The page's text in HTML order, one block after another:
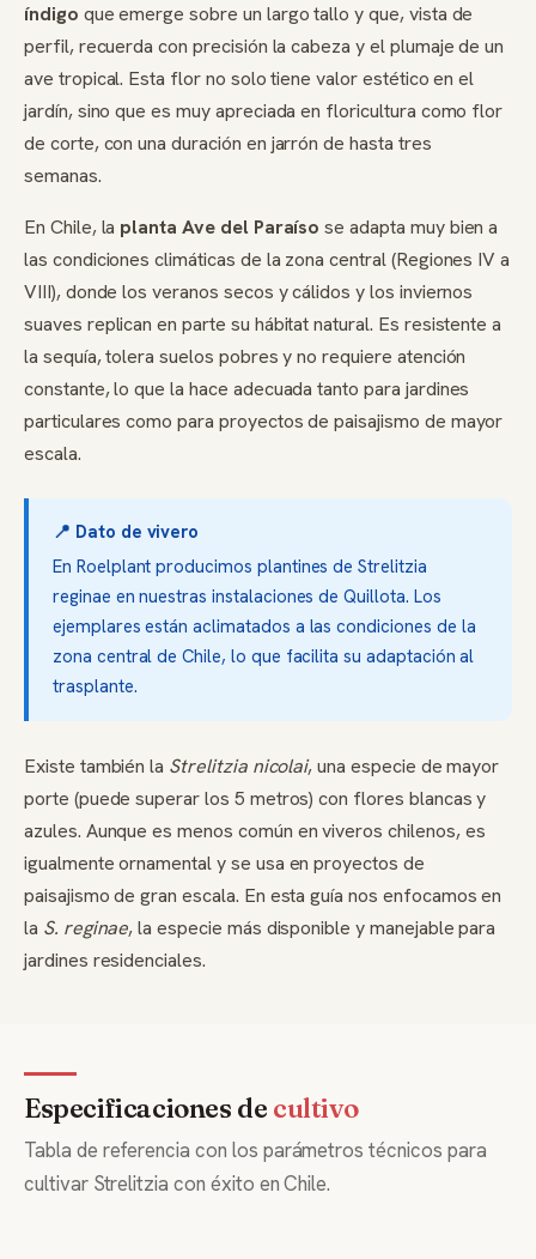
índigo que emerge sobre un largo tallo y que, vista de
perfil, recuerda con precisión la cabeza y el plumaje de un
ave tropical. Esta flor no solo tiene valor estético en el
jardín, sino que es muy apreciada en floricultura como flor
de corte, con una duración en jarrón de hasta tres
semanas.
En Chile, la planta Ave del Paraíso se adapta muy bien a
las condiciones climáticas de la zona central (Regiones IV a
VIII), donde los veranos secos y cálidos y los inviernos
suaves replican en parte su hábitat natural. Es resistente a
la sequía, tolera suelos pobres y no requiere atención
constante, lo que la hace adecuada tanto para jardines
particulares como para proyectos de paisajismo de mayor
escala.
📍 Dato de vivero
En Roelplant producimos plantines de Strelitzia
reginae en nuestras instalaciones de Quillota. Los
ejemplares están aclimatados a las condiciones de la
zona central de Chile, lo que facilita su adaptación al
trasplante.
Existe también la Strelitzia nicolai, una especie de mayor
porte (puede superar los 5 metros) con flores blancas y
azules. Aunque es menos común en viveros chilenos, es
igualmente ornamental y se usa en proyectos de
paisajismo de gran escala. En esta guía nos enfocamos en
la S. reginae, la especie más disponible y manejable para
jardines residenciales.
Especificaciones de cultivo
Tabla de referencia con los parámetros técnicos para
cultivar Strelitzia con éxito en Chile.